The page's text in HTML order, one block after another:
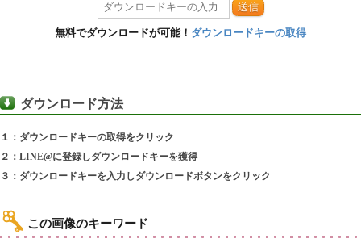
送信
無料でダウンロードが可能！ ダウンロードキーの取得
ダウンロード方法
１：ダウンロードキーの取得をクリック
２：LINE@に登録しダウンロードキーを獲得
３：ダウンロードキーを入力しダウンロードボタンをクリック
この画像のキーワード